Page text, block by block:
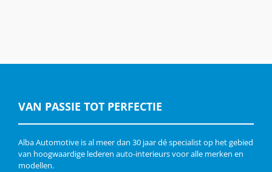
VAN PASSIE TOT PERFECTIE
Alba Automotive is al meer dan 30 jaar dé specialist op het gebied
van hoogwaardige lederen auto-interieurs voor alle merken en
modellen.